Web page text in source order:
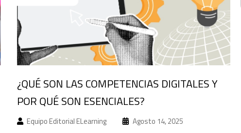
¿QUÉ SON LAS COMPETENCIAS DIGITALES Y
POR QUÉ SON ESENCIALES?
Equipo Editorial ELearning Agosto 14, 2025